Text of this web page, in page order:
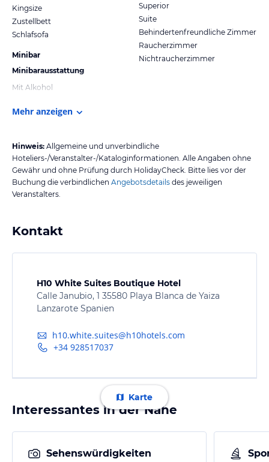
Kingsize
Zustellbett
Schlafsofa
Minibar
Minibarausstattung
Mit Alkohol
Superior
Suite
Behindertenfreundliche Zimmer
Raucherzimmer
Nichtraucherzimmer
Mehr anzeigen
Hinweis: Allgemeine und unverbindliche
Hoteliers-/Veranstalter-/Kataloginformationen. Alle Angaben ohne
Gewähr und ohne Prüfung durch HolidayCheck. Bitte lies vor der
Buchung die verbindlichen Angebotsdetails des jeweiligen
Veranstalters.
Kontakt
H10 White Suites Boutique Hotel
Calle Janubio, 1 35580 Playa Blanca de Yaiza
Lanzarote Spanien
h10.white.suites@h10hotels.com
+34 928517037
Karte
Interessantes in der Nähe
Sehenswürdigkeiten